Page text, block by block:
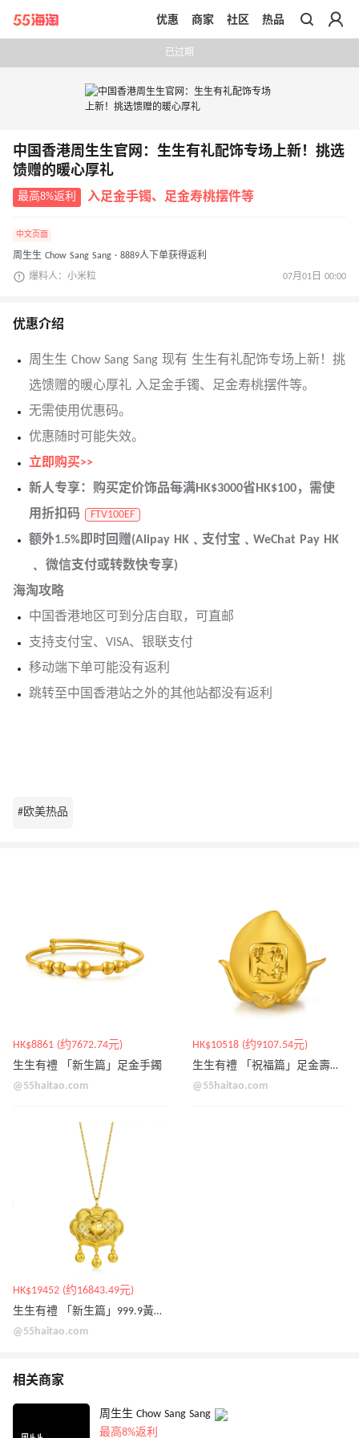
带你去官网买正品
优惠 商家 社区 热品
已过期
中国香港周生生官网：生生有礼配饰专场上新！挑选
馈赠的暖心厚礼
最高8%返利 入足金手镯、足金寿桃摆件等
中文页面
周生生 Chow Sang Sang · 8889人下单获得返利
爆料人：小米粒 07月01日 00:00
优惠介绍
周生生 Chow Sang Sang 现有 生生有礼配饰专场上新！挑
选馈赠的暖心厚礼 入足金手镯、足金寿桃摆件等。
无需使用优惠码。
优惠随时可能失效。
立即购买>>
新人专享：购买定价饰品每满HK$3000省HK$100，需使
用折扣码
FTV100EF
额外1.5%即时回赠(Alipay HK﹑支付宝﹑WeChat Pay HK
﹑ 微信支付或转数快专享)
海淘攻略
中国香港地区可到分店自取，可直邮
支持支付宝、VISA、银联支付
移动端下单可能没有返利
跳转至中国香港站之外的其他站都没有返利
#欧美热品
HK$8861 (约7672.74元)
生生有禮 「新生篇」足金手鐲
@55haitao.com
HK$10518 (约9107.54元)
生生有禮 「祝福篇」足金壽桃擺件
@55haitao.com
HK$19452 (约16843.49元)
生生有禮 「新生篇」999.9黃金福字鎖吊墜
@55haitao.com
相关商家
周生生 Chow Sang Sang
最高8%返利